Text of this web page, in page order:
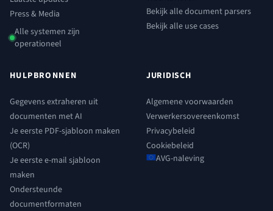
Press & Media
Alle systemen zijn
operationeel
Bekijk alle document parsers
Bekijk alle use cases
HULPBRONNEN
Gegevens extraheren uit
documenten met AI
Je eerste PDF-sjabloon maken
(OCR)
Je eerste e-mail sjabloon
maken
Ondersteunde
documentformaten
JURIDISCH
Algemene voorwaarden
Verwerkersovereenkomst
Privacybeleid
Cookiebeleid
AVG-naleving